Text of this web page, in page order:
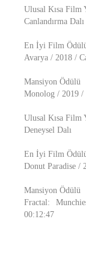
Ulusal Kısa Film
Canlandırma Dalı
En İyi Film
Avarya / 2018 /
Mansiyon Ödülü
Monolog / 2019 /
Ulusal Kısa Film
Deneysel Dalı
En İyi Film
Donut Paradise /
Mansiyon Ödülü
Fractal:
00:12:47